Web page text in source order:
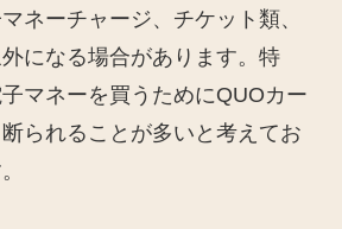
ネーチャージ、チケット類、
になる場合があります。特
マネーを買うためにQUOカー
られることが多いと考えてお